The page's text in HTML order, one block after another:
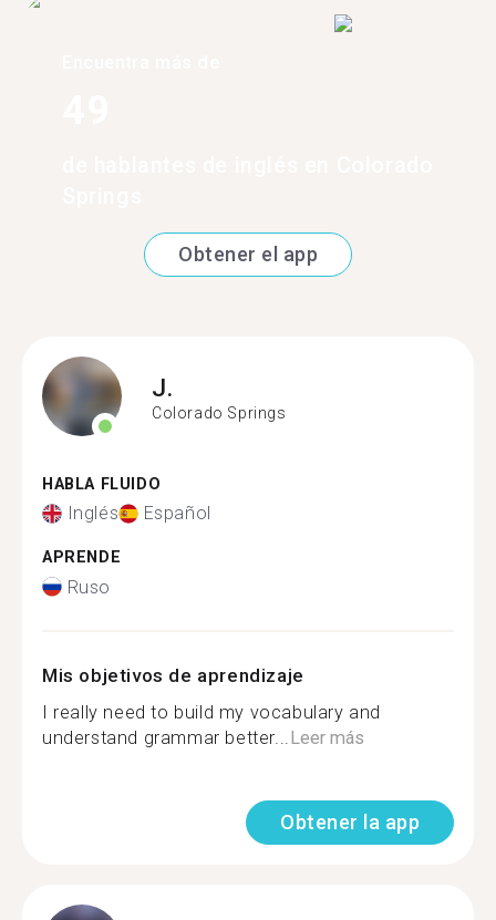
Obtener el app
J.
Colorado Springs
HABLA FLUIDO
Inglés Español
APRENDE
Ruso
Mis objetivos de aprendizaje
I really need to build my vocabulary and
understand grammar better... Leer más
Obtener la app